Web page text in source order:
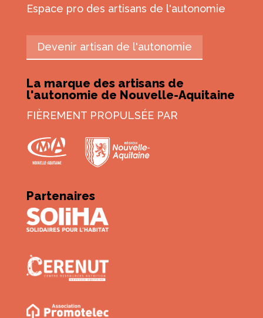
Espace pro des artisans de l'autonomie
Devenir artisan de l'autonomie
La marque des artisans de
l'autonomie de Nouvelle-Aquitaine
FIÈREMENT PROPULSÉE PAR
Partenaires